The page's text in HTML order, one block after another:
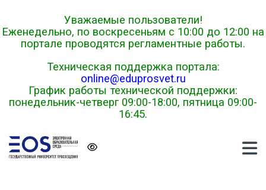
Уважаемые пользователи!
Еженедельно, по воскресеньям с 10:00 до 12:00 на
портале проводятся регламентные работы.
Техническая поддержка портала:
online@eduprosvet.ru
График работы технической поддержки:
понедельник-четверг 09:00-18:00, пятница 09:00-
16:45.